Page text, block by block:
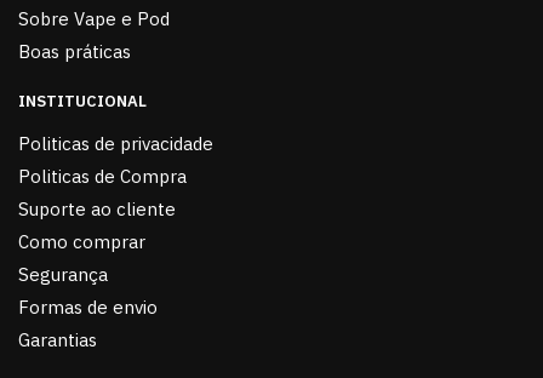
Sobre Vape e Pod
Boas práticas
INSTITUCIONAL
Politicas de privacidade
Politicas de Compra
Suporte ao cliente
Como comprar
Segurança
Formas de envio
Garantias